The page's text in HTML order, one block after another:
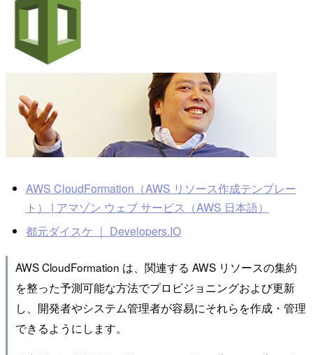
AWS CloudFormation（AWS リソース作成テンプレー
ト） | アマゾン ウェブ サービス（AWS 日本語）
都元ダイスケ ｜ Developers.IO
AWS CloudFormation は、関連する AWS リソースの集約
を整った予測可能な方法でプロビジョニングおよび更新
し、開発者やシステム管理者が容易にそれらを作成・管理
できるようにします。